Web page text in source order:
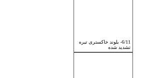
6/11- بلوند خاکستری تیره
تشدید شده